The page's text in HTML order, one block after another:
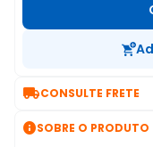
CONSULTE FRETE
SOBRE O PRODUTO